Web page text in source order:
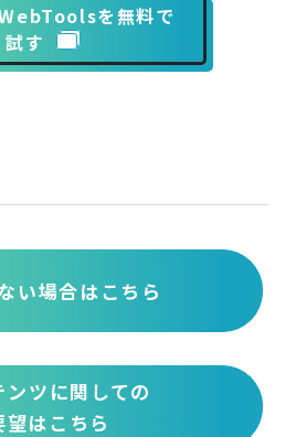
を無料で
試す
い場合はこちら
ンツに関しての
望はこちら